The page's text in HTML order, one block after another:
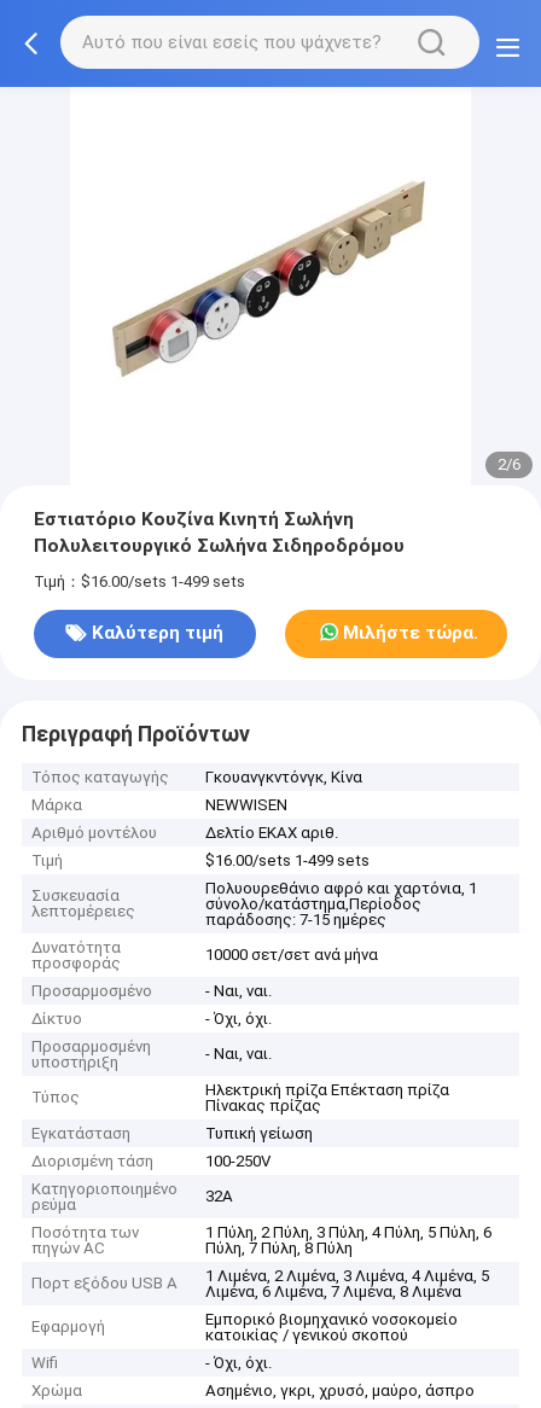
2/6
Εστιατόριο Κουζίνα Κινητή Σωλήνη
Πολυλειτουργικό Σωλήνα Σιδηροδρόμου
Τιμή：$16.00/sets 1-499 sets
Καλύτερη τιμή Μιλήστε τώρα.
Περιγραφή Προϊόντων
Τόπος καταγωγής
Γκουανγκντόνγκ, Κίνα
Μάρκα
NEWWISEN
Αριθμό μοντέλου
Δελτίο ΕΚΑΧ αριθ.
Τιμή
$16.00/sets 1-499 sets
Συσκευασία
λεπτομέρειες
Πολυουρεθάνιο αφρό και χαρτόνια, 1
σύνολο/κατάστημα,Περίοδος
παράδοσης: 7-15 ημέρες
Δυνατότητα
προσφοράς
10000 σετ/σετ ανά μήνα
Προσαρμοσμένο
- Ναι, ναι.
Δίκτυο
- Όχι, όχι.
Προσαρμοσμένη
υποστήριξη
- Ναι, ναι.
Τύπος
Ηλεκτρική πρίζα Επέκταση πρίζα
Πίνακας πρίζας
Εγκατάσταση
Τυπική γείωση
Διορισμένη τάση
100-250V
Κατηγοριοποιημένο
ρεύμα
32Α
Ποσότητα των
πηγών AC
1 Πύλη, 2 Πύλη, 3 Πύλη, 4 Πύλη, 5 Πύλη, 6
Πύλη, 7 Πύλη, 8 Πύλη
Πορτ εξόδου USB A
1 Λιμένα, 2 Λιμένα, 3 Λιμένα, 4 Λιμένα, 5
Λιμένα, 6 Λιμένα, 7 Λιμένα, 8 Λιμένα
Εφαρμογή
Εμπορικό βιομηχανικό νοσοκομείο
κατοικίας / γενικού σκοπού
Wifi
- Όχι, όχι.
Χρώμα
Ασημένιο, γκρι, χρυσό, μαύρο, άσπρο